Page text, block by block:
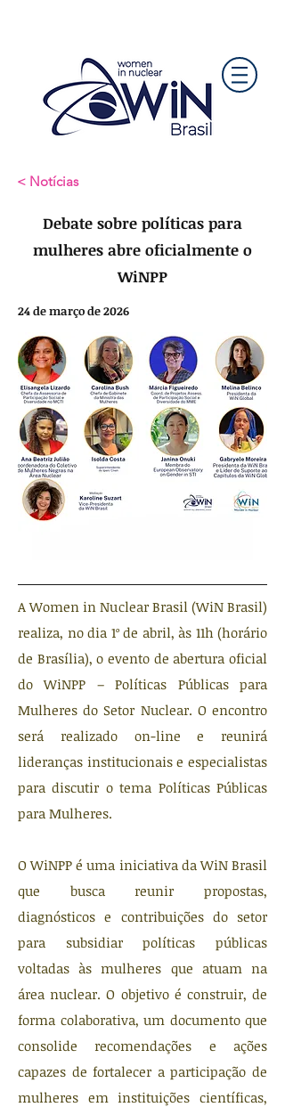
< Notícias
Debate sobre políticas para
mulheres abre oficialmente o
WiNPP
24 de março de 2026
A Women in Nuclear Brasil (WiN Brasil)
realiza, no dia 1º de abril, às 11h (horário
de Brasília), o evento de abertura oficial
do WiNPP – Políticas Públicas para
Mulheres do Setor Nuclear. O encontro
será realizado on-line e reunirá
lideranças institucionais e especialistas
para discutir o tema Políticas Públicas
para Mulheres.
O WiNPP é uma iniciativa da WiN Brasil
que busca reunir propostas,
diagnósticos e contribuições do setor
para subsidiar políticas públicas
voltadas às mulheres que atuam na
área nuclear. O objetivo é construir, de
forma colaborativa, um documento que
consolide recomendações e ações
capazes de fortalecer a participação de
mulheres em instituições científicas,